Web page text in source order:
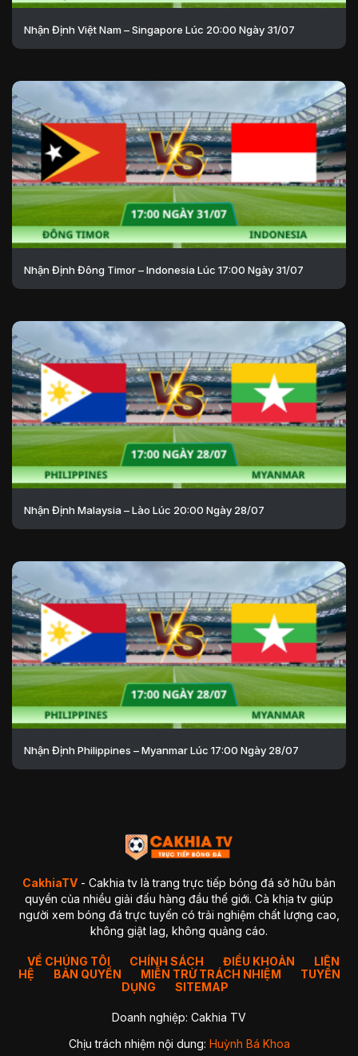
Nhận Định Việt Nam – Singapore Lúc 20:00 Ngày 31/07
Nhận Định Đông Timor – Indonesia Lúc 17:00 Ngày 31/07
Nhận Định Malaysia – Lào Lúc 20:00 Ngày 28/07
Nhận Định Philippines – Myanmar Lúc 17:00 Ngày 28/07
CakhiaTV - Cakhia tv là trang trực tiếp bóng đá sở hữu bản
quyền của nhiều giải đấu hàng đầu thế giới. Cà khịa tv giúp
người xem bóng đá trực tuyến có trải nghiệm chất lượng cao,
không giật lag, không quảng cáo.
VỀ CHÚNG TÔI CHÍNH SÁCH ĐIỀU KHOẢN
LIÊN
HỆ
BẢN QUYỀN MIỄN TRỪ TRÁCH NHIỆM
TUYỂN
DỤNG
SITEMAP
Doanh nghiệp: Cakhia TV
Chịu trách nhiệm nội dung: Huỳnh Bá Khoa